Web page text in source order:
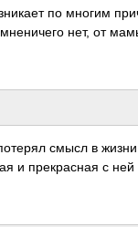
по многим
нет, от
смысл в
и прек­расная с ней